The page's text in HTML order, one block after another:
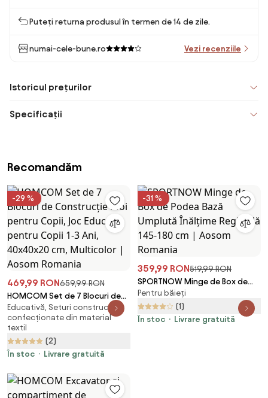
Puteți returna produsul în termen de 14 de zile.
numai-cele-bune.ro Vezi recenziile
Istoricul prețurilor
Specificații
Recomandăm
-29 %
469,99 RON659,99 RON
HOMCOM Set de 7 Blocuri de
Construcție Moi pentru Copii,
Joc Educativ pentru Copii 1-3
Ani, 40x40x20 cm, Multicolor |
Aosom Romania
Educativă, Seturi construcție,
confecționate din material
textil
(2)
În stoc
Livrare gratuită
-31 %
359,99 RON519,99 RON
SPORTNOW Minge de Box de
Podea Bază Umplută Înălțime
Reglabilă 145-180 cm | Aosom
Romania
Pentru băieți
(1)
În stoc
Livrare gratuită